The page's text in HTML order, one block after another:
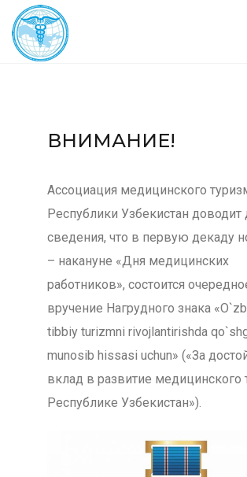
ВНИМАНИЕ!
Ассоциация медицинского
Республики Узбекистан доводит
сведения, что в первую декаду
– накануне «Дня медицинских
работников», состоится
вручение Нагрудного знака
tibbiy turizmni rivojlantirishda
munosib hissasi uchun» («За
вклад в развитие медицинского
Республике Узбекистан»).